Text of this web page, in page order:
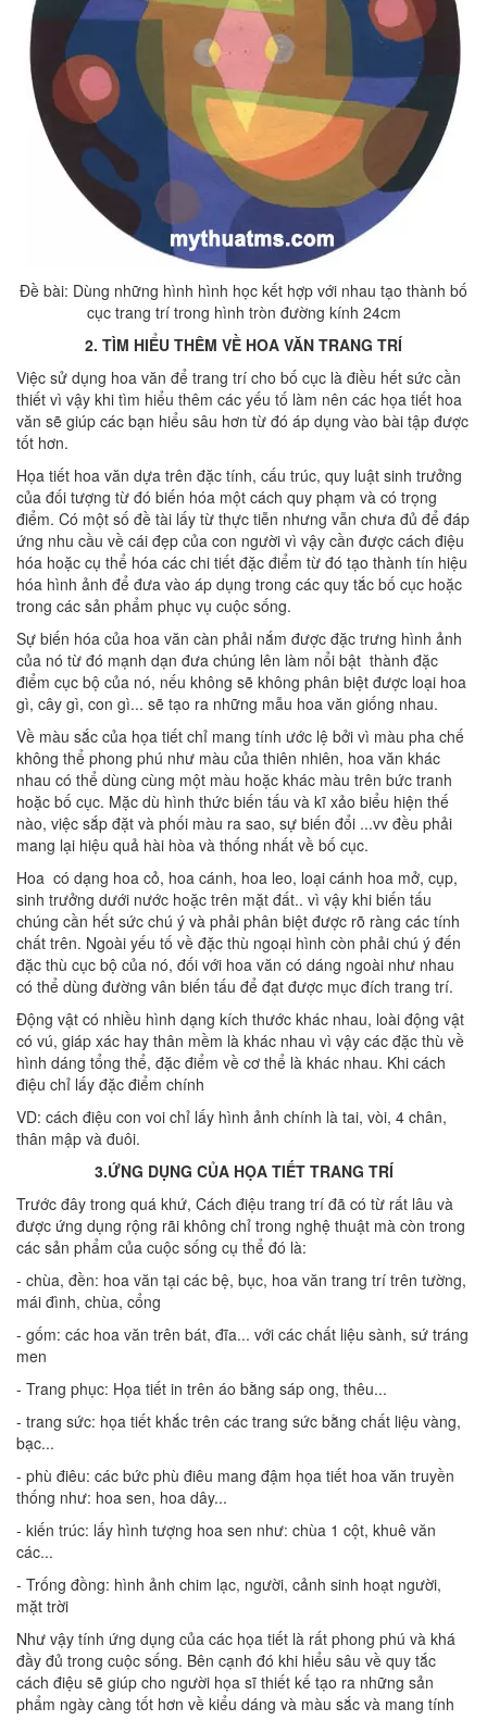
Đề bài: Dùng những hình hình học kết hợp với nhau tạo thành bố
cục trang trí trong hình tròn đường kính 24cm
2. TÌM HIỂU THÊM VỀ HOA VĂN TRANG TRÍ
Việc sử dụng hoa văn để trang trí cho bố cục là điều hết sức cần
thiết vì vậy khi tìm hiểu thêm các yếu tố làm nên các họa tiết hoa
văn sẽ giúp các bạn hiểu sâu hơn từ đó áp dụng vào bài tập được
tốt hơn.
Họa tiết hoa văn dựa trên đặc tính, cấu trúc, quy luật sinh trưởng
của đối tượng từ đó biến hóa một cách quy phạm và có trọng
điểm. Có một số đề tài lấy từ thực tiễn nhưng vẫn chưa đủ để đáp
ứng nhu cầu về cái đẹp của con người vì vậy cần được cách điệu
hóa hoặc cụ thể hóa các chi tiết đặc điểm từ đó tạo thành tín hiệu
hóa hình ảnh để đưa vào áp dụng trong các quy tắc bố cục hoặc
trong các sản phẩm phục vụ cuộc sống.
Sự biến hóa của hoa văn càn phải nắm được đặc trưng hình ảnh
của nó từ đó mạnh dạn đưa chúng lên làm nổi bật thành đặc
điểm cục bộ của nó, nếu không sẽ không phân biệt được loại hoa
gì, cây gì, con gì... sẽ tạo ra những mẫu hoa văn giống nhau.
Về màu sắc của họa tiết chỉ mang tính ước lệ bởi vì màu pha chế
không thể phong phú như màu của thiên nhiên, hoa văn khác
nhau có thể dùng cùng một màu hoặc khác màu trên bức tranh
hoặc bố cục. Mặc dù hình thức biến tấu và kĩ xảo biểu hiện thế
nào, việc sắp đặt và phối màu ra sao, sự biến đổi ...vv đều phải
mang lại hiệu quả hài hòa và thống nhất về bố cục.
Hoa có dạng hoa cỏ, hoa cánh, hoa leo, loại cánh hoa mở, cụp,
sinh trưởng dưới nước hoặc trên mặt đất.. vì vậy khi biến tấu
chúng cần hết sức chú ý và phải phân biệt được rõ ràng các tính
chất trên. Ngoài yếu tố về đặc thù ngoại hình còn phải chú ý đến
đặc thù cục bộ của nó, đối với hoa văn có dáng ngoài như nhau
có thể dùng đường vân biến tấu để đạt được mục đích trang trí.
Động vật có nhiều hình dạng kích thước khác nhau, loài động vật
có vú, giáp xác hay thân mềm là khác nhau vì vậy các đặc thù về
hình dáng tổng thể, đặc điểm về cơ thể là khác nhau. Khi cách
điệu chỉ lấy đặc điểm chính
VD: cách điệu con voi chỉ lấy hình ảnh chính là tai, vòi, 4 chân,
thân mập và đuôi.
3.ỨNG DỤNG CỦA HỌA TIẾT TRANG TRÍ
Trước đây trong quá khứ, Cách điệu trang trí đã có từ rất lâu và
được ứng dụng rộng rãi không chỉ trong nghệ thuật mà còn trong
các sản phẩm của cuộc sống cụ thể đó là:
- chùa, đền: hoa văn tại các bệ, bục, hoa văn trang trí trên tường,
mái đình, chùa, cổng
- gốm: các hoa văn trên bát, đĩa... với các chất liệu sành, sứ tráng
men
- Trang phục: Họa tiết in trên áo bằng sáp ong, thêu...
- trang sức: họa tiết khắc trên các trang sức bằng chất liệu vàng,
bạc...
- phù điêu: các bức phù điêu mang đậm họa tiết hoa văn truyền
thống như: hoa sen, hoa dây...
- kiến trúc: lấy hình tượng hoa sen như: chùa 1 cột, khuê văn
các...
- Trống đồng: hình ảnh chim lạc, người, cảnh sinh hoạt người,
mặt trời
Như vậy tính ứng dụng của các họa tiết là rất phong phú và khá
đầy đủ trong cuộc sống. Bên cạnh đó khi hiểu sâu về quy tắc
cách điệu sẽ giúp cho người họa sĩ thiết kế tạo ra những sản
phẩm ngày càng tốt hơn về kiểu dáng và màu sắc và mang tính